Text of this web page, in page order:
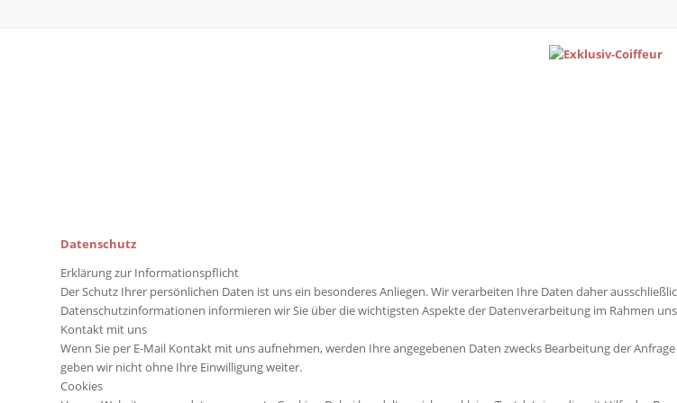
Datenschutz
Erklärung zur Informationspflicht
Der Schutz Ihrer persönlichen Daten ist uns ein besonderes Anliegen. Wir verarbeiten Ihre Daten daher
Datenschutzinformationen informieren wir Sie über die wichtigsten Aspekte der Datenverarbeitung im Rahmen
Kontakt mit uns
Wenn Sie per E-Mail Kontakt mit uns aufnehmen, werden Ihre angegebenen Daten zwecks Bearbeitung der
geben wir nicht ohne Ihre Einwilligung weiter.
Cookies